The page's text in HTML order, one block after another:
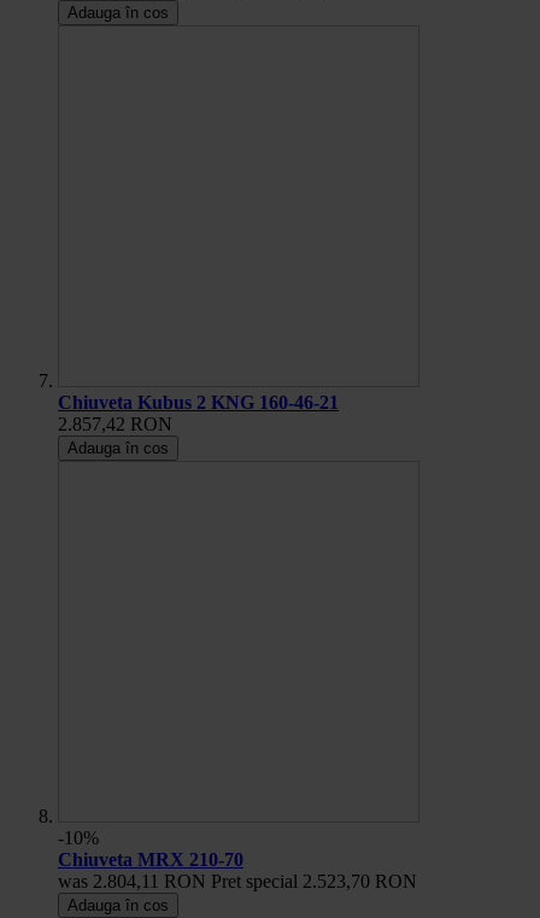
Adauga în cos
Chiuveta Kubus 2 KNG 160-46-21
2.857,42 RON
Adauga în cos
-10%
Chiuveta MRX 210-70
was 2.804,11 RON Pret special 2.523,70 RON
Adauga în cos